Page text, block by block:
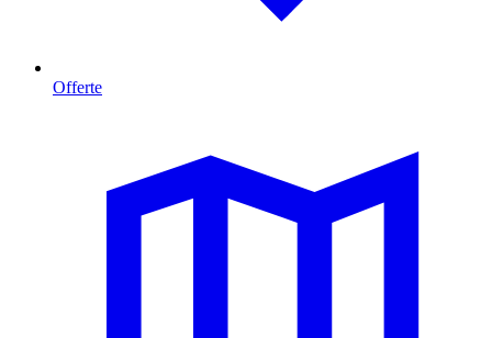
Offerte